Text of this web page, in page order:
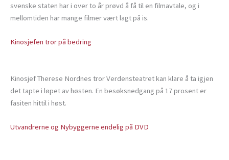
svenske staten har i over to år prøvd å få til en filmavtale, og i
mellomtiden har mange filmer vært lagt på is.
Kinosjefen tror på bedring
Kinosjef Therese Nordnes tror Verdensteatret kan klare å ta igjen
det tapte i løpet av høsten. En besøksnedgang på 17 prosent er
fasiten hittil i høst.
Utvandrerne og Nybyggerne endelig på DVD